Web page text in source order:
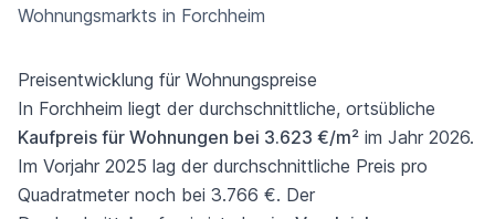
Wohnungsmarkts in Forchheim
Preisentwicklung für Wohnungspreise
In Forchheim liegt der durchschnittliche, ortsübliche
Kaufpreis für Wohnungen bei 3.623 €/m² im Jahr 2026.
Im Vorjahr 2025 lag der durchschnittliche Preis pro
Quadratmeter noch bei 3.766 €. Der